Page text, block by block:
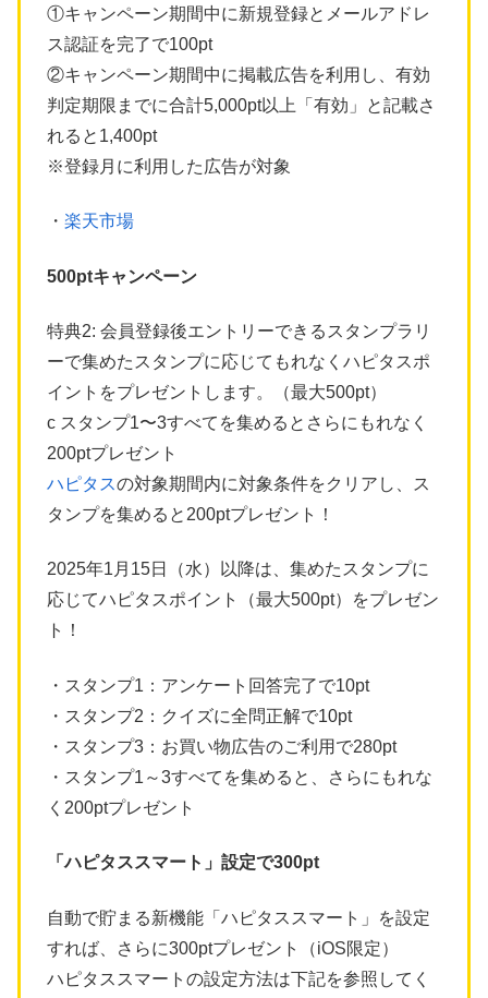
①キャンペーン期間中に新規登録とメールアドレ
ス認証を完了で100pt
②キャンペーン期間中に掲載広告を利用し、有効
判定期限までに合計5,000pt以上「有効」と記載さ
れると1,400pt
※登録月に利用した広告が対象
・ 楽天市場
500ptキャンペーン
特典2: 会員登録後エントリーできるスタンプラリ
ーで集めたスタンプに応じてもれなくハピタスポ
イントをプレゼントします。（最大500pt）
c スタンプ1〜3すべてを集めるとさらにもれなく
200ptプレゼント
ハピタスの対象期間内に対象条件をクリアし、ス
タンプを集めると200ptプレゼント！
2025年1月15日（水）以降は、集めたスタンプに
応じてハピタスポイント（最大500pt）をプレゼン
ト！
・スタンプ1：アンケート回答完了で10pt
・スタンプ2：クイズに全問正解で10pt
・スタンプ3：お買い物広告のご利用で280pt
・スタンプ1～3すべてを集めると、さらにもれな
く200ptプレゼント
「ハピタススマート」設定で300pt
自動で貯まる新機能「ハピタススマート」を設定
すれば、さらに300ptプレゼント（iOS限定）
ハピタススマートの設定方法は下記を参照してく